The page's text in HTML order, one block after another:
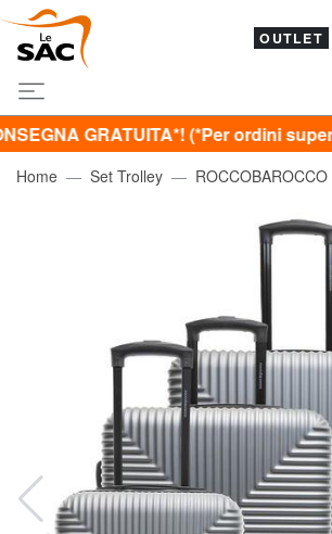
OUTLET
GRATUITA*! (*Per ordini superiori a
Home Set Trolley ROCCOBAROCCO